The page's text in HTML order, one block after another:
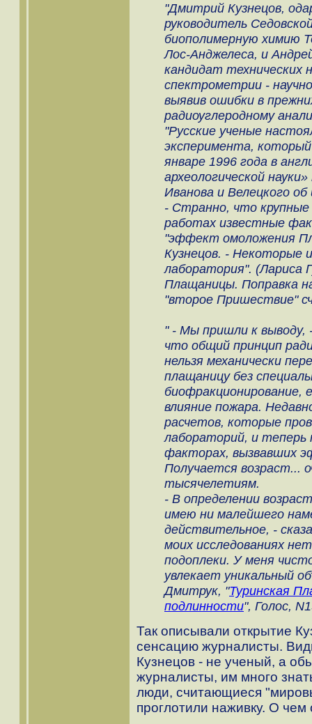
"Дмитрий Кузнецов,
руководитель
биополимерную химию
Лос-Анджелеса, и
кандидат технических
спектрометрии -
выявив ошибки в
радиоуглеродному
"Русские ученые
эксперимента,
январе 1996 года в
археологической
Иванова и Велецкого об
- Странно, что крупные
работах известные
"эффект омоложения
Кузнецов. - Некоторые
лаборатория". (Лариса
Плащаницы. Поправка
"второе Пришествие"
" - Мы пришли к выводу,
что общий принцип
нельзя механически
плащаницу без
биофракционирование,
влияние пожара.
расчетов, которые
лабораторий, и теперь
факторах, вызвавших
Получается возраст...
тысячелетиям.
- В определении
имею ни малейшего
действительное, -
моих исследованиях
подоплеки. У меня
увлекает уникальный
Дмитрук, "Туринская
подлинности", Голос,
Так описывали открытие
сенсацию журналисты.
Кузнецов - не ученый, а
журналисты, им много
люди, считающиеся
проглотили наживку. О